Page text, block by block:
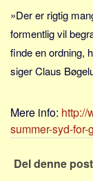
»Der er rigtig
formentlig vil
finde en ordning,
siger Claus
Mere info: http://
summer-syd-for-
Del denne post